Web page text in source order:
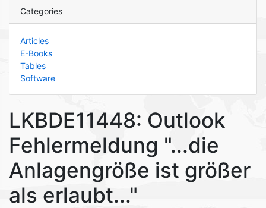
Categories
Articles
E-Books
Tables
Software
LKBDE11448: Outlook
Fehlermeldung "...die
Anlagengröße ist größer
als erlaubt..."